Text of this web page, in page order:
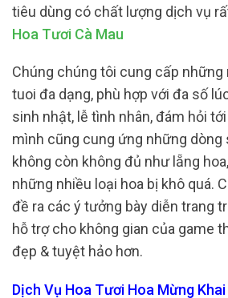
tiêu dùng có chất lượng dịch vụ
Hoa Tươi Cà Mau
Chúng chúng tôi cung cấp những
tuoi đa dạng, phù hợp với đa số
sinh nhật, lễ tình nhân, đám hỏi
mình cũng cung ứng những dòng
không còn không đủ như lẵng
những nhiều loại hoa bị khô quá.
đề ra các ý tưởng bày diễn trang
hỗ trợ cho không gian của game
đẹp & tuyệt hảo hơn.
Dịch Vụ Hoa Tươi Hoa Mừng